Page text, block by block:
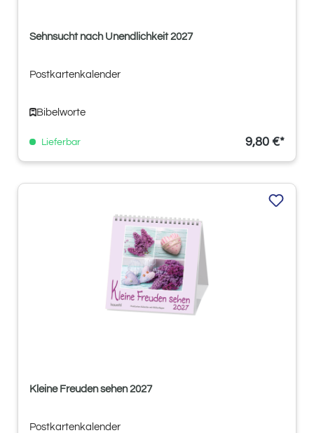
Sehnsucht nach Unendlichkeit 2027
Postkartenkalender
Bibelworte
Lieferbar 9,80 €*
Kleine Freuden sehen 2027
Postkartenkalender